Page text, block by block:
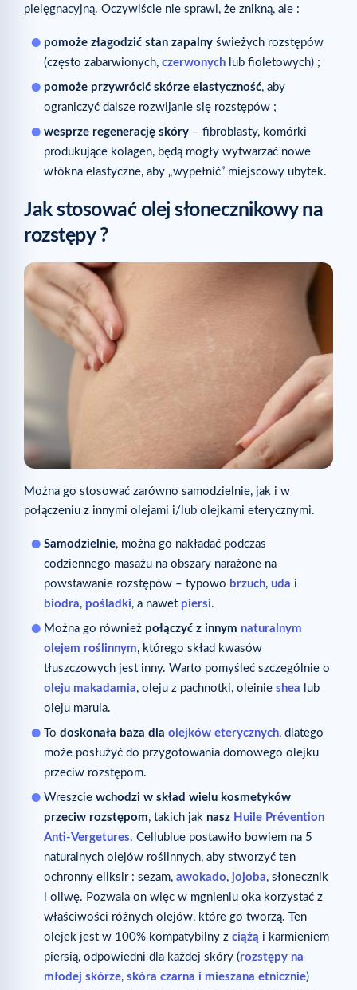
pielęgnacyjną. Oczywiście nie sprawi, że znikną, ale :
pomoże złagodzić stan zapalny świeżych rozstępów
(często zabarwionych, czerwonych lub fioletowych) ;
pomoże przywrócić skórze elastyczność, aby
ograniczyć dalsze rozwijanie się rozstępów ;
wesprze regenerację skóry – fibroblasty, komórki
produkujące kolagen, będą mogły wytwarzać nowe
włókna elastyczne, aby „wypełnić” miejscowy ubytek.
Jak stosować olej słonecznikowy na
rozstępy ?
Można go stosować zarówno samodzielnie, jak i w
połączeniu z innymi olejami i/lub olejkami eterycznymi.
Samodzielnie, można go nakładać podczas
codziennego masażu na obszary narażone na
powstawanie rozstępów – typowo brzuch, uda i
biodra, pośladki, a nawet piersi.
Można go również połączyć z innym naturalnym
olejem roślinnym, którego skład kwasów
tłuszczowych jest inny. Warto pomyśleć szczególnie o
oleju makadamia, oleju z pachnotki, oleinie shea
lub
oleju marula.
To doskonała baza dla olejków eterycznych, dlatego
może posłużyć do przygotowania domowego olejku
przeciw rozstępom.
Wreszcie wchodzi w skład wielu kosmetyków
przeciw rozstępom, takich jak nasz Huile Prévention
Anti-Vergetures. Cellublue postawiło bowiem na 5
naturalnych olejów roślinnych, aby stworzyć ten
ochronny eliksir : sezam, awokado, jojoba, słonecznik
i oliwę. Pozwala on więc w mgnieniu oka korzystać z
właściwości różnych olejów, które go tworzą. Ten
olejek jest w 100% kompatybilny z ciążą i karmieniem
piersią, odpowiedni dla każdej skóry (rozstępy na
młodej skórze, skóra czarna i mieszana etnicznie)